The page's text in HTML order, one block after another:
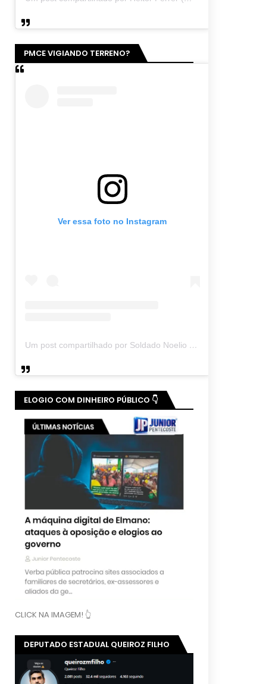
PMCE VIGIANDO TERRENO?
Ver essa foto no Instagram
Um post compartilhado por Soldado Noelio (@soldadonoelio)
ELOGIO COM DINHEIRO PÚBLICO 👇
CLICK NA IMAGEM! 👆
DEPUTADO ESTADUAL QUEIROZ FILHO